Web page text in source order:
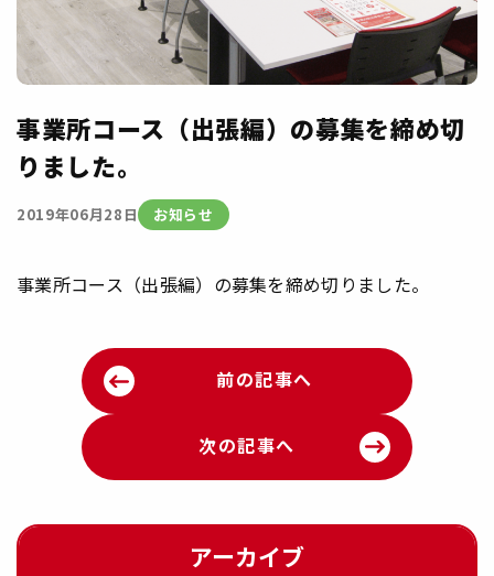
事業所コース（出張編）の募集を締め切
りました。
2019年06月28日 お知らせ
事業所コース（出張編）の募集を締め切りました。
前の記事へ
次の記事へ
アーカイブ